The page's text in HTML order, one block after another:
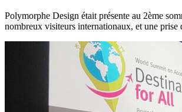
Polymorphe Design était présente au 2ème
nombreux visiteurs internationaux, et une